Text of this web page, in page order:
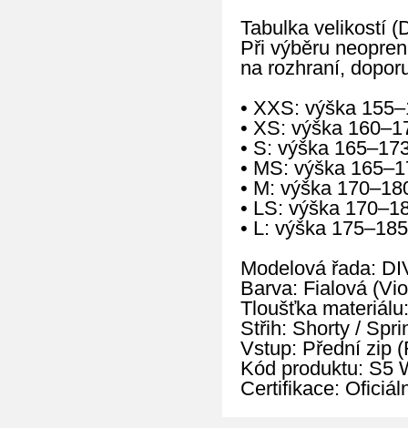
Tabulka velikostí
Při výběru
na rozhraní,
• XXS: výška
• XS: výška
• S: výška
• MS: výška
• M: výška
• LS: výška
• L: výška
Modelová řada:
Barva: Fialová
Tloušťka
Střih: Shorty /
Vstup: Přední zip
Kód produktu: S5
Certifikace: